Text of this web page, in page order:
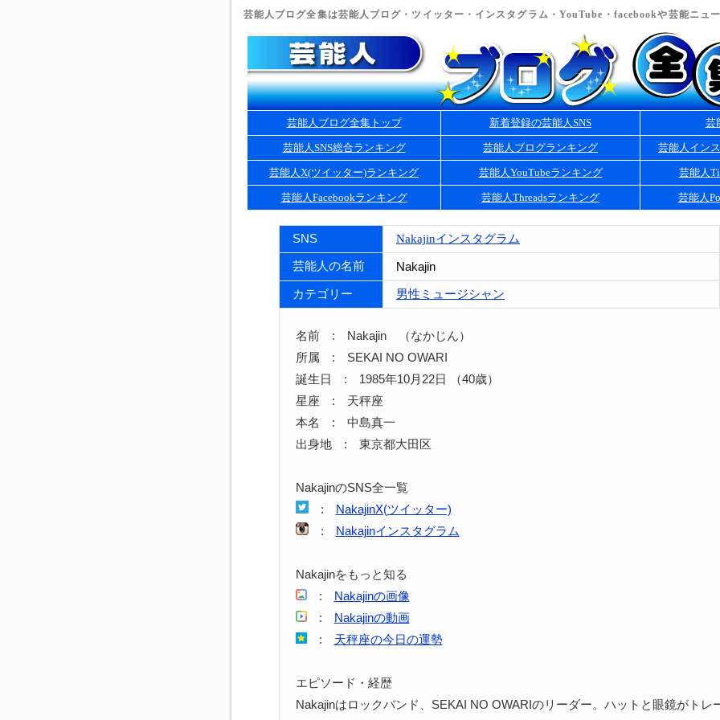
芸能人ブログ全集は芸能人ブログ・ツイッター・インスタグラム・YouTube・facebookや芸能ニュ
芸能人ブログ全集トップ 新着登録の芸能人SNS 芸
芸能人SNS総合ランキング 芸能人ブログランキング 芸能人イン
芸能人X(ツイッター)ランキング 芸能人YouTubeランキング 芸能人
芸能人Facebookランキング 芸能人Threadsランキング 芸能人
SNS Nakajinインスタグラム
芸能人の名前 Nakajin
カテゴリー 男性ミュージシャン
名前 : Nakajin （なかじん）
所属 : SEKAI NO OWARI
誕生日 : 1985年10月22日 （40歳）
星座 : 天秤座
本名 : 中島真一
出身地 : 東京都大田区
NakajinのSNS全一覧
:
NakajinX(ツイッター)
:
Nakajinインスタグラム
Nakajinをもっと知る
:
Nakajinの画像
:
Nakajinの動画
: 天秤座の今日の運勢
エピソード・経歴
Nakajinはロックバンド、SEKAI NO OWARIのリーダー。ハットと眼鏡がトレ